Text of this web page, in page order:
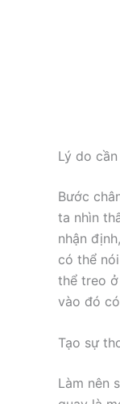
Lý do
Bước
ta nhìn
nhận
có thể
thể treo
vào đó
Tạo sự
Làm nên